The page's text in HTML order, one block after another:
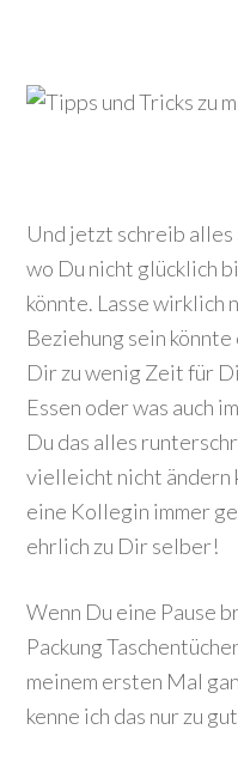
Und jetzt schreib alles
wo Du nicht glücklich
könnte. Lasse wirklich
Beziehung sein
Dir zu wenig Zeit für
Essen oder was auch
Du das alles
vielleicht nicht ändern
eine Kollegin immer
ehrlich zu Dir selber!
Wenn Du eine Pause
Packung
meinem ersten Mal
kenne ich das nur zu